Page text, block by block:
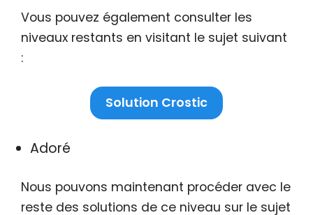
Vous pouvez également consulter les
niveaux restants en visitant le sujet suivant
:
Solution Crostic
Adoré
Nous pouvons maintenant procéder avec le
reste des solutions de ce niveau sur le sujet